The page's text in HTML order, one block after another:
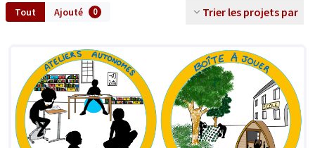
Tout Ajouté 0 Trier les projets par